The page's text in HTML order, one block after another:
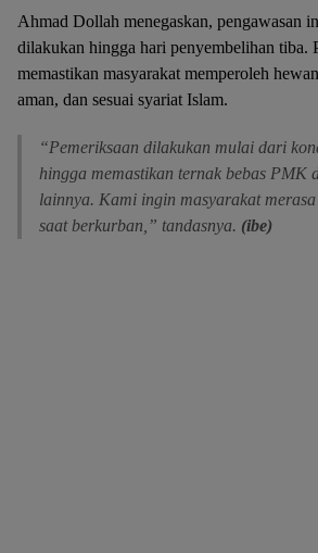
Ahmad Dollah menegaskan, pengawasan
dilakukan hingga hari penyembelihan tiba.
memastikan masyarakat memperoleh
aman, dan sesuai syariat Islam.
“Pemeriksaan dilakukan mulai dari
hingga memastikan ternak bebas PMK
lainnya. Kami ingin masyarakat
saat berkurban,” tandasnya. (ibe)